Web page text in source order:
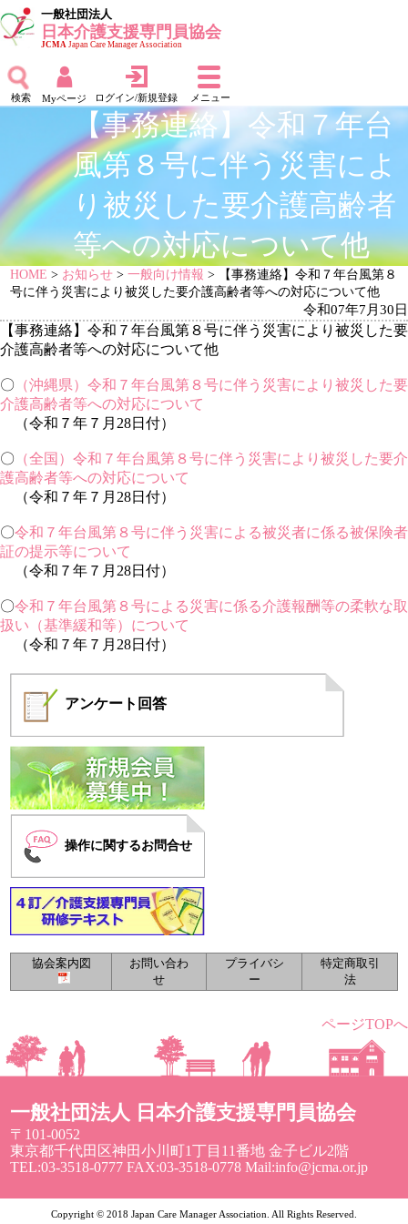
一般社団法人
日本介護支援専門員協会
JCMAJapan Care Manager Association
検索 Myページ ログイン/新規登録 メニュー
【事務連絡】令和７年台
風第８号に伴う災害によ
り被災した要介護高齢者
等への対応について他
HOME > お知らせ >一般向け情報 > 【事務連絡】令和７年台風第８
号に伴う災害により被災した要介護高齢者等への対応について他
令和07年7月30日
【事務連絡】令和７年台風第８号に伴う災害により被災した要
介護高齢者等への対応について他
〇 （沖縄県）令和７年台風第８号に伴う災害により被災した要
介護高齢者等への対応について
（令和７年７月28日付）
〇 （全国）令和７年台風第８号に伴う災害により被災した要介
護高齢者等への対応について
（令和７年７月28日付）
〇令和７年台風第８号に伴う災害による被災者に係る被保険者
証の提示等について
（令和７年７月28日付）
〇令和７年台風第８号による災害に係る介護報酬等の柔軟な取
扱い（基準緩和等）について
（令和７年７月28日付）
アンケート 回答
操作に関するお問合せ
ページTOPへ
一般社団法人 日本介護支援専門員協会
〒101-0052
東京都千代田区神田小川町1丁目11番地 金子ビル2階
TEL:03-3518-0777 FAX:03-3518-0778 Mail:info@jcma.or.jp
Copyright © 2018 Japan Care Manager Association. All Rights Reserved.
協会案内図
お問い合わ
せ
プライバシ
ー
特定商取引
法